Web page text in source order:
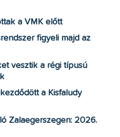
a VMK előtt
figyeli majd az
vesztik a régi típusú
a Kisfaludy
Zalaegerszegen: 2026.